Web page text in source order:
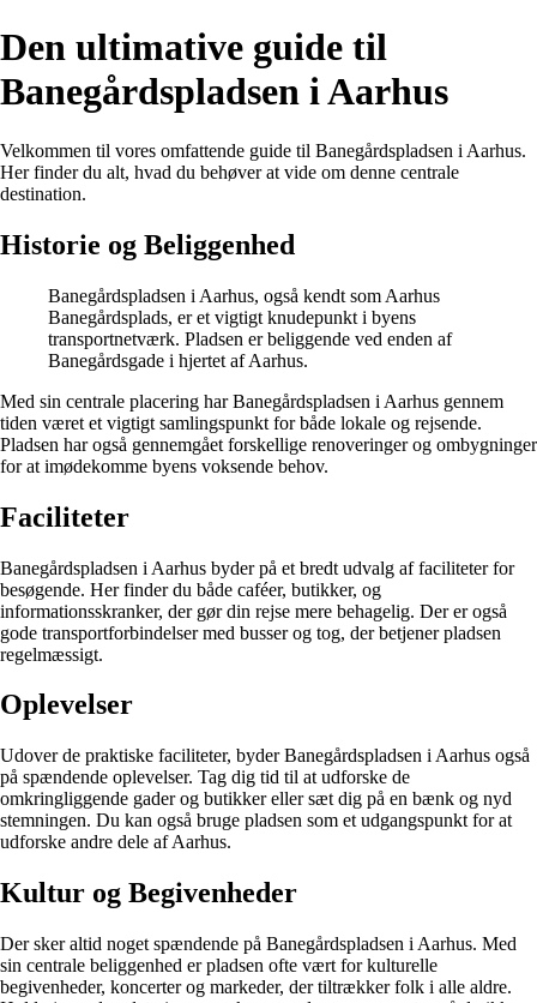
Den ultimative guide til
Banegårdspladsen i Aarhus
Velkommen til vores omfattende guide til Banegårdspladsen i Aarhus.
Her finder du alt, hvad du behøver at vide om denne centrale
destination.
Historie og Beliggenhed
Banegårdspladsen i Aarhus, også kendt som Aarhus
Banegårdsplads, er et vigtigt knudepunkt i byens
transportnetværk. Pladsen er beliggende ved enden af
Banegårdsgade i hjertet af Aarhus.
Med sin centrale placering har Banegårdspladsen i Aarhus gennem
tiden været et vigtigt samlingspunkt for både lokale og rejsende.
Pladsen har også gennemgået forskellige renoveringer og ombygninger
for at imødekomme byens voksende behov.
Faciliteter
Banegårdspladsen i Aarhus byder på et bredt udvalg af faciliteter for
besøgende. Her finder du både caféer, butikker, og
informationsskranker, der gør din rejse mere behagelig. Der er også
gode transportforbindelser med busser og tog, der betjener pladsen
regelmæssigt.
Oplevelser
Udover de praktiske faciliteter, byder Banegårdspladsen i Aarhus også
på spændende oplevelser. Tag dig tid til at udforske de
omkringliggende gader og butikker eller sæt dig på en bænk og nyd
stemningen. Du kan også bruge pladsen som et udgangspunkt for at
udforske andre dele af Aarhus.
Kultur og Begivenheder
Der sker altid noget spændende på Banegårdspladsen i Aarhus. Med
sin centrale beliggenhed er pladsen ofte vært for kulturelle
begivenheder, koncerter og markeder, der tiltrækker folk i alle aldre.